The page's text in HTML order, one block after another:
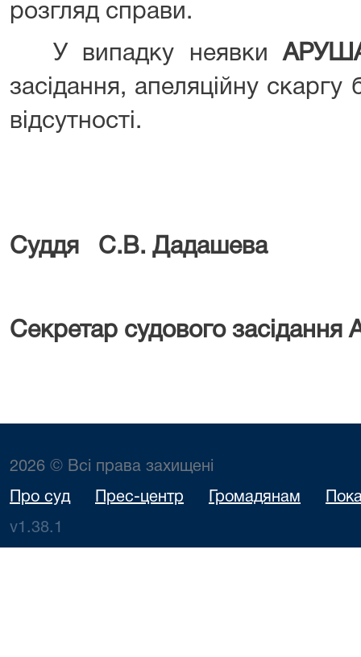
розгляд справи.
У випадку неявки
засідання, апеляційну скаргу
відсутності.
Суддя С.В. Дадашева
Секретар судового
2026 © Всі права захищені
Про суд Прес-центр Громадянам
v1.38.1